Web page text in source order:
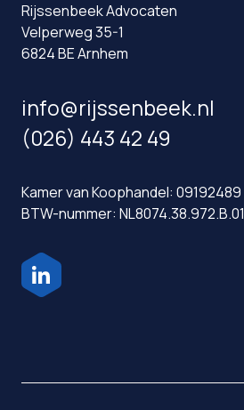
Rijssenbeek Advocaten
Velperweg 35-1
6824 BE Arnhem
info@rijssenbeek.nl
(026) 443 42 49
Kamer van Koophandel: 09192489
BTW-nummer: NL8074.38.972.B.01